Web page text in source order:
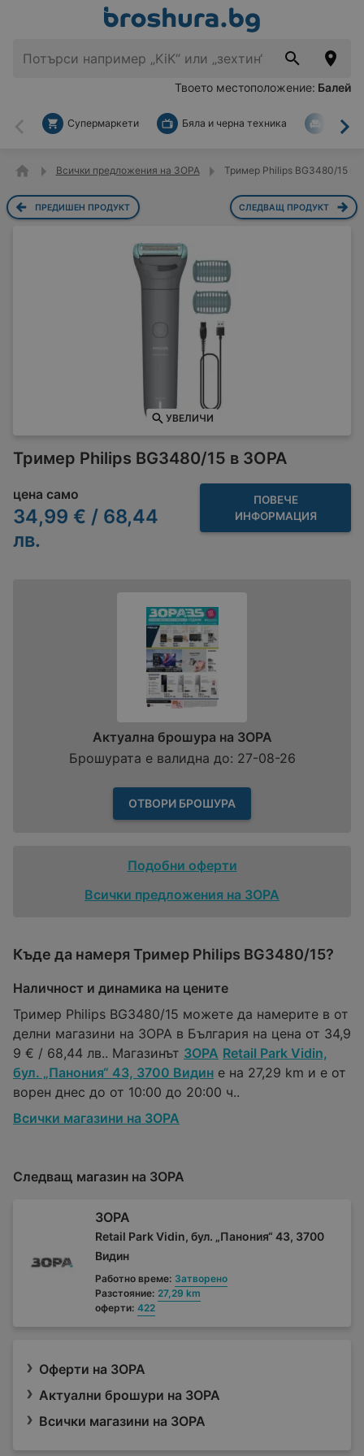
Твоето местоположение: Балей
Назад
Супермаркети Бяла и черна техника За
Всички предложения на ЗОРА Тример Philips BG3480/15 в
ПРЕДИШЕН ПРОДУКТ СЛЕДВАЩ ПРОДУКТ
УВЕЛИЧИ
Тример Philips BG3480/15 в ЗОРА
цена само
34,99 € / 68,44
лв.
ПОВЕЧЕ
ИНФОРМАЦИЯ
Актуална брошура на ЗОРА
Брошурата е валидна до: 27-08-26
ОТВОРИ БРОШУРА
Подобни оферти
Всички предложения на ЗОРА
Къде да намеря Тример Philips BG3480/15?
Наличност и динамика на цените
Тример Philips BG3480/15 можете да намерите в от
делни магазини на ЗОРА в България на цена от 34,9
9 € / 68,44 лв.. Магазинът ЗОРА Retail Park Vidin,
бул. „Панония“ 43, 3700 Видин е на 27,29 km и е от
ворен днес до от 10:00 до 20:00 ч..
Всички магазини на ЗОРА
Следващ магазин на ЗОРА
ЗОРА
Retail Park Vidin, бул. „Панония“ 43, 3700
Видин
Работно време: Затворено
Разстояние: 27,29 km
оферти: 422
Оферти на ЗОРА
Актуални брошури на ЗОРА
Всички магазини на ЗОРА